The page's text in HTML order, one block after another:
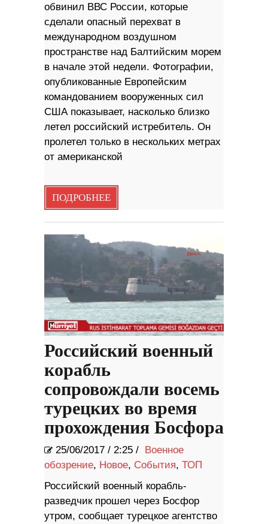
обвинил ВВС России, которые
сделали опасный перехват в
международном воздушном
пространстве над Балтийским морем
в начале этой недели. Фотографии,
опубликованные Европейским
командованием вооруженных сил
США показывает, насколько близко
летел российский истребитель. Он
пролетел только в нескольких метрах
от американской
ПОДРОБНЕЕ
Российский военный
корабль
сопровождали восемь
турецких во время
прохождения Босфора
25/06/2017 / 2:25 / Военное
обозрение, Новое, События, ТОП
Российский военный корабль-
разведчик прошел через Босфор
утром, сообщает турецкое агентство